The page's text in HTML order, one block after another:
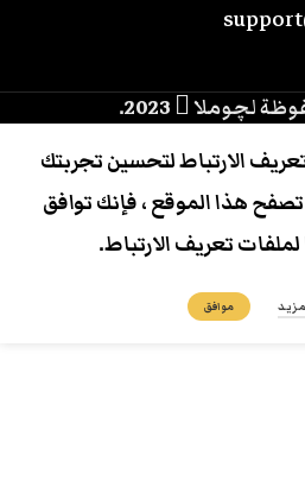
لچوملا
الارتباط لتحسين تجربتك
هذا الموقع ، فإنك توافق
تعريف الارتباط.
موافق